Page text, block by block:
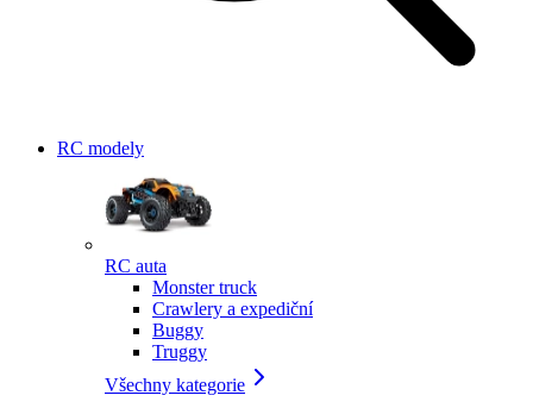
RC modely
RC auta
Monster truck
Crawlery a expediční
Buggy
Truggy
Všechny kategorie